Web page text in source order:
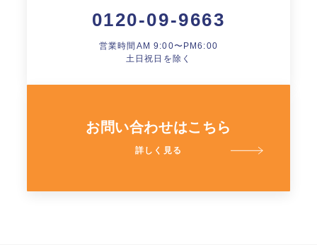
0120-09-9663
営業時間AM 9:00〜PM6:00
土日祝日を除く
お問い合わせはこちら
詳しく見る